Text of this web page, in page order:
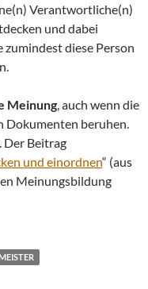
Verantwortliche(n)
und dabei
diese Person
Meinung , auch wenn die
Dokumenten beruhen.
Der Beitrag
und einordnen“ (aus
Meinungsbildung